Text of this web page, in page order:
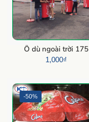
Ô dù ngoài trời 175
1,000₫
-50%